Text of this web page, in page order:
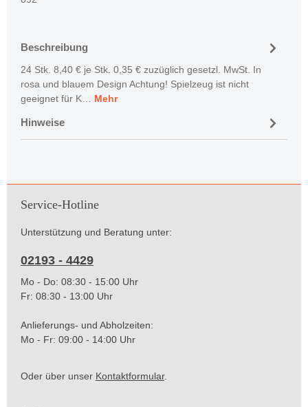
Beschreibung
24 Stk. 8,40 € je Stk. 0,35 € zuzüglich gesetzl. MwSt. In
rosa und blauem Design Achtung! Spielzeug ist nicht
geeignet für K… Mehr
Hinweise
Service-Hotline
Unterstützung und Beratung unter:
02193 - 4429
Mo - Do: 08:30 - 15:00 Uhr
Fr: 08:30 - 13:00 Uhr
Anlieferungs- und Abholzeiten:
Mo - Fr: 09:00 - 14:00 Uhr
Oder über unser Kontaktformular.